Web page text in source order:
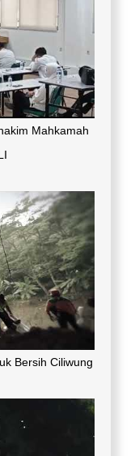
Mahkamah
Bersih Ciliwung